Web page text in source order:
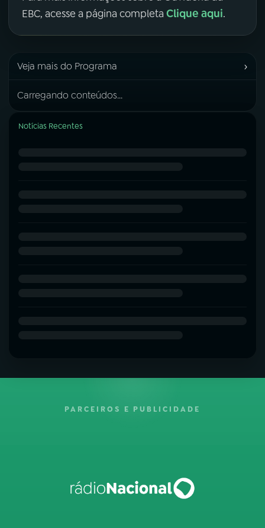
EBC, acesse a página completa Clique aqui.
Veja mais do Programa ›
Carregando conteúdos...
Notícias Recentes
PARCEIROS E PUBLICIDADE